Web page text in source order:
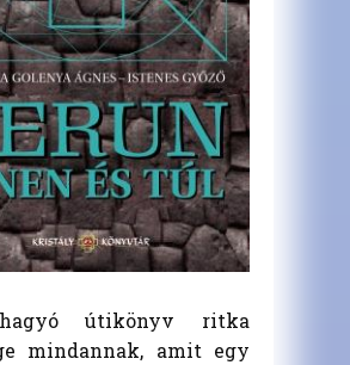
útikönyv ritka
mindannak, amit egy